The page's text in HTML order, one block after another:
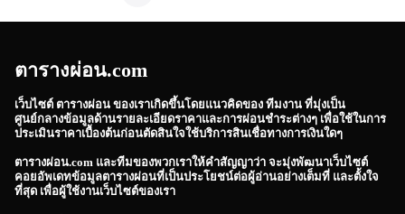
ตารางผ่อน.com
เว็บไซต์ ตารางผ่อน ของเราเกิดขึ้นโดยแนวคิดของ ทีมงาน ที่มุ่งเป็น
ศูนย์กลางข้อมูลด้านรายละเอียดราคาและการผ่อนชำระต่างๆ เพื่อใช้ในการ
ประเมินราคาเบื้องต้นก่อนตัดสินใจใช้บริการสินเชื่อทางการเงินใดๆ
ตารางผ่อน.com และทีมของพวกเราให้คำสัญญาว่า จะมุ่งพัฒนาเว็บไซต์
คอยอัพเดทข้อมูลตารางผ่อนที่เป็นประโยชน์ต่อผู้อ่านอย่างเต็มที่ และตั้งใจ
ที่สุด เพื่อผู้ใช้งานเว็บไซต์ของเรา